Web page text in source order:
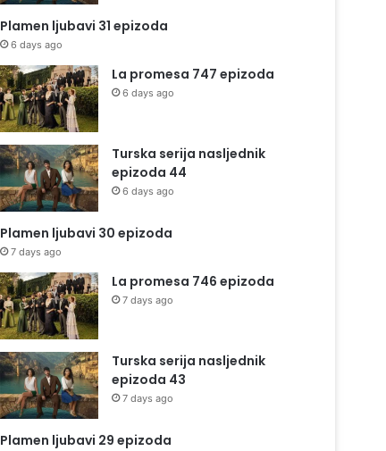
Plamen ljubavi 31 epizoda
6 days ago
La promesa 747 epizoda
6 days ago
Turska serija nasljednik
epizoda 44
6 days ago
Plamen ljubavi 30 epizoda
7 days ago
La promesa 746 epizoda
7 days ago
Turska serija nasljednik
epizoda 43
7 days ago
Plamen ljubavi 29 epizoda